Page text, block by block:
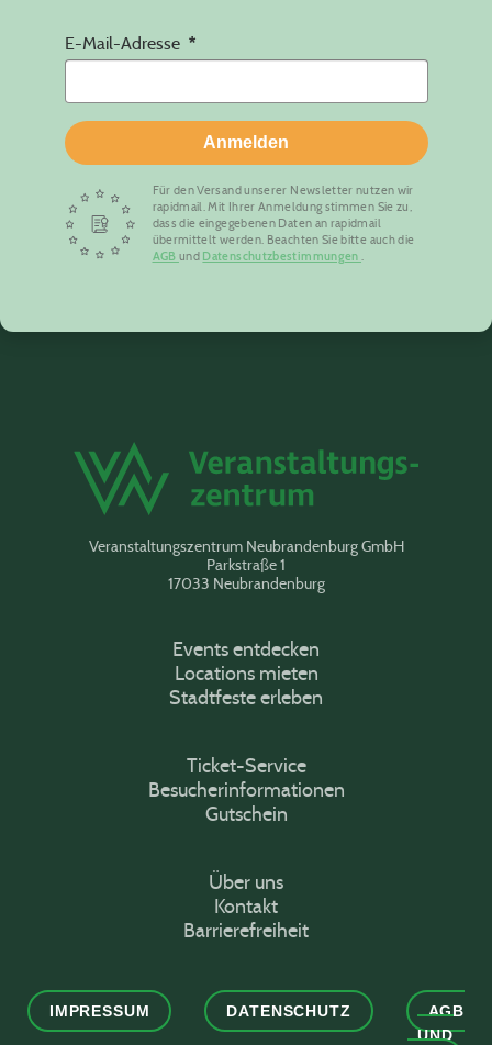
E-Mail-Adresse
Anmelden
Für den Versand unserer Newsletter nutzen wir
rapidmail. Mit Ihrer Anmeldung stimmen Sie zu,
dass die eingegebenen Daten an rapidmail
übermittelt werden. Beachten Sie bitte auch die
AGB und Datenschutzbestimmungen.
Veranstaltungszentrum Neubrandenburg GmbH
Parkstraße 1
17033 Neubrandenburg
Events entdecken
Locations mieten
Stadtfeste erleben
Ticket-Service
Besucherinformationen
Gutschein
Über uns
Kontakt
Barrierefreiheit
IMPRESSUM DATENSCHUTZ
AGB
UND